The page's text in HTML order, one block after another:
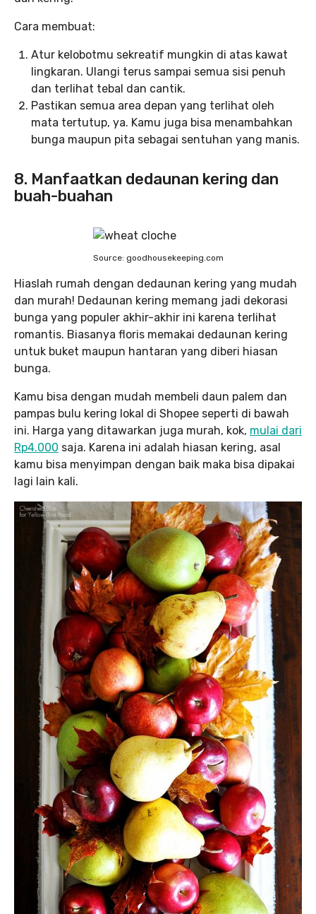
Cara membuat:
Atur kelobotmu sekreatif mungkin di atas kawat
lingkaran. Ulangi terus sampai semua sisi penuh
dan terlihat tebal dan cantik.
Pastikan semua area depan yang terlihat oleh
mata tertutup, ya. Kamu juga bisa menambahkan
bunga maupun pita sebagai sentuhan yang manis.
8. Manfaatkan dedaunan kering dan
buah-buahan
Source: goodhousekeeping.com
Hiaslah rumah dengan dedaunan kering yang mudah
dan murah! Dedaunan kering memang jadi dekorasi
bunga yang populer akhir-akhir ini karena terlihat
romantis. Biasanya floris memakai dedaunan kering
untuk buket maupun hantaran yang diberi hiasan
bunga.
Kamu bisa dengan mudah membeli daun palem dan
pampas bulu kering lokal di Shopee seperti di bawah
ini. Harga yang ditawarkan juga murah, kok, mulai dari
Rp4.000 saja. Karena ini adalah hiasan kering, asal
kamu bisa menyimpan dengan baik maka bisa dipakai
lagi lain kali.